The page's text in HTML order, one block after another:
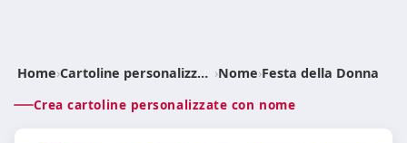
Home› Cartoline personalizzate ›Nome›Festa della Donna
Crea cartoline personalizzate con nome